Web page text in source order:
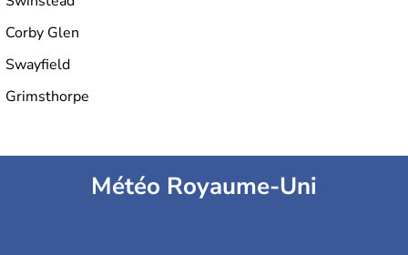
Corby Glen
Swayfield
Grimsthorpe
Météo Royaume-Uni